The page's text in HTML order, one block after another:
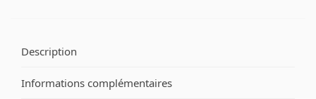
Description
Informations complémentaires